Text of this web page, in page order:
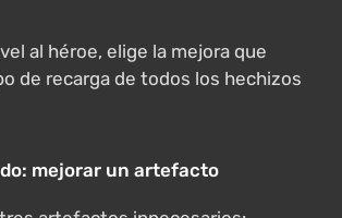
al héroe, elige la mejora que
de recarga de todos los hechizos
mejorar un artefacto